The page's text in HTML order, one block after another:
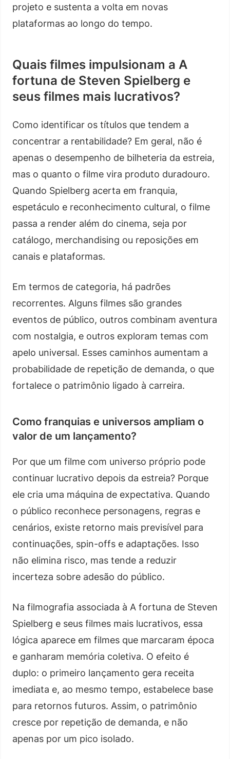
projeto e sustenta a volta em novas
plataformas ao longo do tempo.
Quais filmes impulsionam a A
fortuna de Steven Spielberg e
seus filmes mais lucrativos?
Como identificar os títulos que tendem a
concentrar a rentabilidade? Em geral, não é
apenas o desempenho de bilheteria da estreia,
mas o quanto o filme vira produto duradouro.
Quando Spielberg acerta em franquia,
espetáculo e reconhecimento cultural, o filme
passa a render além do cinema, seja por
catálogo, merchandising ou reposições em
canais e plataformas.
Em termos de categoria, há padrões
recorrentes. Alguns filmes são grandes
eventos de público, outros combinam aventura
com nostalgia, e outros exploram temas com
apelo universal. Esses caminhos aumentam a
probabilidade de repetição de demanda, o que
fortalece o patrimônio ligado à carreira.
Como franquias e universos ampliam o
valor de um lançamento?
Por que um filme com universo próprio pode
continuar lucrativo depois da estreia? Porque
ele cria uma máquina de expectativa. Quando
o público reconhece personagens, regras e
cenários, existe retorno mais previsível para
continuações, spin-offs e adaptações. Isso
não elimina risco, mas tende a reduzir
incerteza sobre adesão do público.
Na filmografia associada à A fortuna de Steven
Spielberg e seus filmes mais lucrativos, essa
lógica aparece em filmes que marcaram época
e ganharam memória coletiva. O efeito é
duplo: o primeiro lançamento gera receita
imediata e, ao mesmo tempo, estabelece base
para retornos futuros. Assim, o patrimônio
cresce por repetição de demanda, e não
apenas por um pico isolado.